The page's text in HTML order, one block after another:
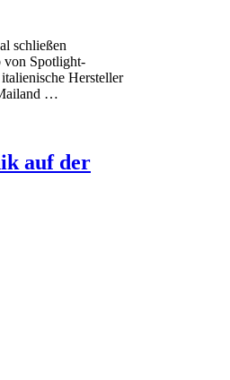
schließen
von Spotlight-
Hersteller
…
auf der